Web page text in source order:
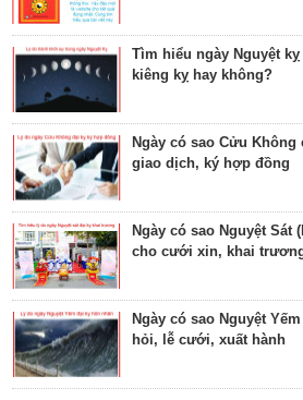
Bật mí ngày có Sao Tỉnh
Giải mã ngày có Sao
Khám phá ngày có Sao
Luận giải ngày có Sao
Tìm hiểu ngày Nguyệt
kiêng kỵ hay không?
Ngày có sao Cửu
giao dịch, ký hợp đồng
Ngày có sao Nguyệt Sát
cho cưới xin, khai
Ngày có sao Nguyệt
hỏi, lễ cưới, xuất hành